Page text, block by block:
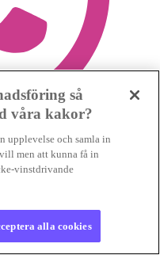
så
våra kakor?
upplevelse och samla in
men att kunna få in
vinstdrivande
alla cookies